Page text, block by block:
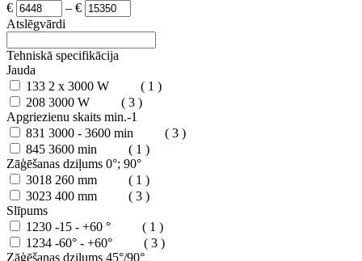
€
– €
Atslēgvārdi
Tehniskā specifikācija
Jauda
133 2 x 3000 W
( 1 )
208 3000 W
( 3 )
Apgriezienu skaits min.-1
831 3000 - 3600 min
( 3 )
845 3600 min
( 1 )
Zāģēšanas dziļums 0°; 90°
3018 260 mm
( 1 )
3023 400 mm
( 3 )
Slīpums
1230 -15 - +60 °
( 1 )
1234 -60° - +60°
( 3 )
Zāģēšanas dziļums 45°/90°